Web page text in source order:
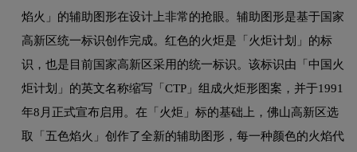
焰火」的辅助图形在设计上非常的抢眼。辅助图形是基于国家
高新区统一标识创作完成。红色的火炬是「火炬计划」的标
识，也是目前国家高新区采用的统一标识。该标识由「中国火
炬计划」的英文名称缩写「CTP」组成火炬形图案，并于1991
年8月正式宣布启用。在「火炬」标的基础上，佛山高新区选
取「五色焰火」创作了全新的辅助图形，每一种颜色的火焰代